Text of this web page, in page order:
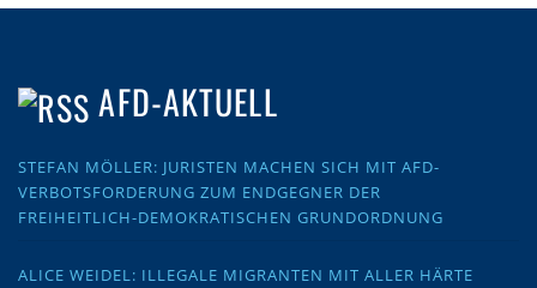
AFD-AKTUELL
STEFAN MÖLLER: JURISTEN MACHEN SICH MIT AFD-
VERBOTSFORDERUNG ZUM ENDGEGNER DER
FREIHEITLICH-DEMOKRATISCHEN GRUNDORDNUNG
ALICE WEIDEL: ILLEGALE MIGRANTEN MIT ALLER HÄRTE